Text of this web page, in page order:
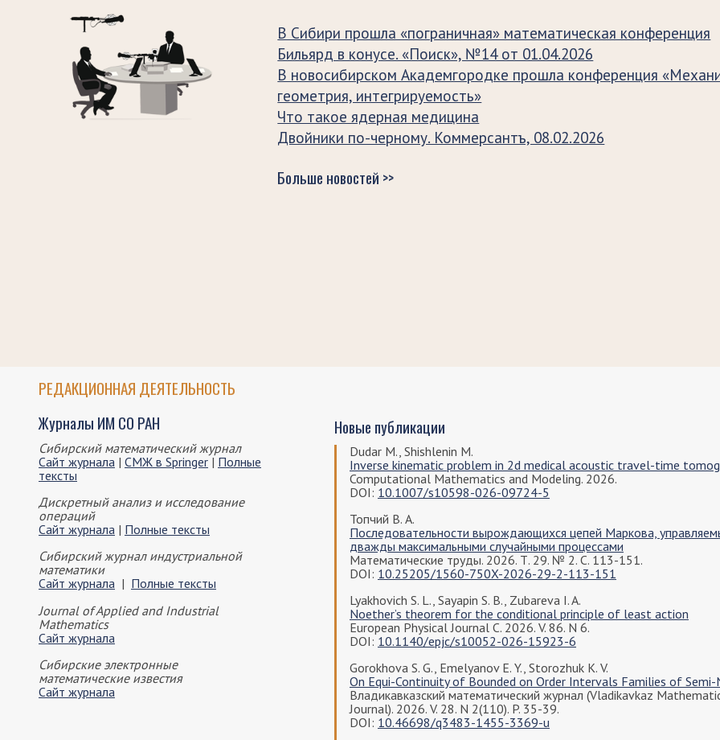
Новые публикации
Dudar M., Shishlenin M.
Inverse kinematic problem in 2d medical acoustic travel-time
Computational Mathematics and Modeling. 2026.
DOI: 10.1007/s10598-026-09724-5
Топчий В. А.
Последовательности вырождающихся цепей Маркова,
дважды максимальными случайными процессами
Математические труды. 2026. Т. 29. № 2. С. 113-151.
DOI: 10.25205/1560-750X-2026-29-2-113-151
Lyakhovich S. L., Sayapin S. B., Zubareva I. A.
Noether’s theorem for the conditional principle of least action
European Physical Journal C. 2026. V. 86. N 6.
DOI: 10.1140/epjc/s10052-026-15923-6
Gorokhova S. G., Emelyanov E. Y., Storozhuk K. V.
On Equi-Continuity of Bounded on Order Intervals Families of Semi-
Владикавказский математический журнал (Vladikavkaz
Journal). 2026. V. 28. N 2(110). P. 35-39.
DOI: 10.46698/q3483-1455-3369-u
РЕДАКЦИОННАЯ ДЕЯТЕЛЬНОСТЬ
Журналы ИМ СО РАН
Сибирский математический журнал
Сайт журнала | СМЖ в Springer | Полные
тексты
Дискретный анализ и исследование
операций
Сайт журнала | Полные тексты
Сибирский журнал индустриальной
математики
Сайт журнала | Полные тексты
Journal of Applied and Industrial
Mathematics
Сайт журнала
Сибирские электронные
математические известия
Сайт журнала
В Сибири прошла «пограничная» математическая конференция
Бильярд в конусе. «Поиск», №14 от 01.04.2026
В новосибирском Академгородке прошла конференция
геометрия, интегрируемость»
Что такое ядерная медицина
Двойники по-черному. Коммерсантъ, 08.02.2026
Больше новостей >>